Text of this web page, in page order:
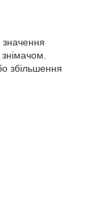
значення
збільшення